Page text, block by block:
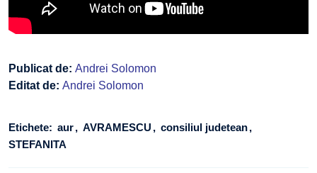
Publicat de: Andrei Solomon
Editat de: Andrei Solomon
Etichete: aur AVRAMESCU consiliul judetean
STEFANITA